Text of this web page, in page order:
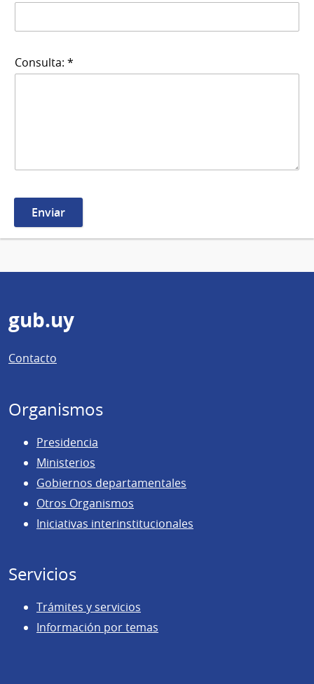
Consulta: *
Pie
de
página
gub.uy
Contacto
Organismos
Presidencia
Ministerios
Gobiernos departamentales
Otros Organismos
Iniciativas interinstitucionales
Servicios
Trámites y servicios
Información por temas